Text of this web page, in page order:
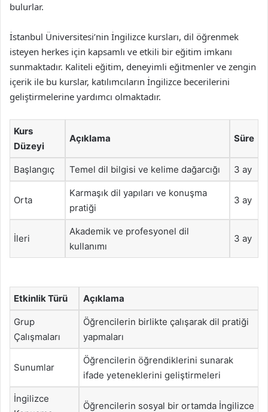
bulurlar.
İstanbul Üniversitesi’nin İngilizce kursları, dil öğrenmek
isteyen herkes için kapsamlı ve etkili bir eğitim imkanı
sunmaktadır. Kaliteli eğitim, deneyimli eğitmenler ve zengin
içerik ile bu kurslar, katılımcıların İngilizce becerilerini
geliştirmelerine yardımcı olmaktadır.
Kurs
Düzeyi
Açıklama Süre
Başlangıç Temel dil bilgisi ve kelime dağarcığı 3 ay
Orta
Karmaşık dil yapıları ve konuşma
pratiği
3 ay
İleri
Akademik ve profesyonel dil
kullanımı
3 ay
Etkinlik Türü Açıklama
Grup
Çalışmaları
Öğrencilerin birlikte çalışarak dil pratiği
yapmaları
Sunumlar
Öğrencilerin öğrendiklerini sunarak
ifade yeteneklerini geliştirmeleri
İngilizce
Öğrencilerin sosyal bir ortamda İngilizce